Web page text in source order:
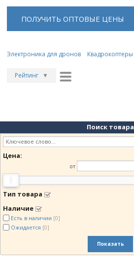
Стать партнером
ПОЛУЧИТЬ ОПТОВЫЕ ЦЕНЫ
Электроника для дронов Квадрокоптеры
Рейтинг ▼
Дата ▼
Цена ▲
Цена ▼
Поиск товара
Цена:
от
Тип товара
Наличие
Есть в наличии [0]
Ожидается [0]
Показать